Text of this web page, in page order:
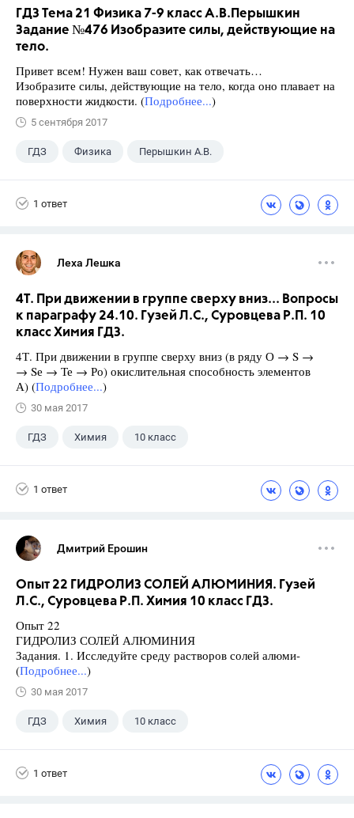
ГДЗ Тема 21 Физика 7-9 класс А.В.Перышкин
Задание №476 Изобразите силы, действующие на
тело.
Привет всем! Нужен ваш совет, как отвечать…
Изобразите силы, действующие на тело, когда оно плавает на
поверхности жидкости. (Подробнее...)
5 сентября 2017
ГДЗ Физика Перышкин А.В.
1 ответ
Леха Лешка
4Т. При движении в группе сверху вниз... Вопросы
к параграфу 24.10. Гузей Л.С., Суровцева Р.П. 10
класс Химия ГДЗ.
4Т. При движении в группе сверху вниз (в ряду О → S →
→ Sе → Те → Ро) окислительная способность элементов
А) (Подробнее...)
30 мая 2017
ГДЗ Химия 10 класс
1 ответ
Дмитрий Ерошин
Опыт 22 ГИДРОЛИЗ СОЛЕЙ АЛЮМИНИЯ. Гузей
Л.С., Суровцева Р.П. Химия 10 класс ГДЗ.
Опыт 22
ГИДРОЛИЗ СОЛЕЙ АЛЮМИНИЯ
Задания. 1. Исследуйте среду растворов солей алюми-
(Подробнее...)
30 мая 2017
ГДЗ Химия 10 класс
1 ответ